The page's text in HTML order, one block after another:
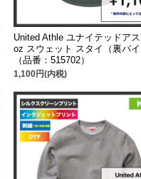
United Athle ユナイテッドア
oz スウェット スタイ（裏パ
（品番：515702）
1,100円(内税)